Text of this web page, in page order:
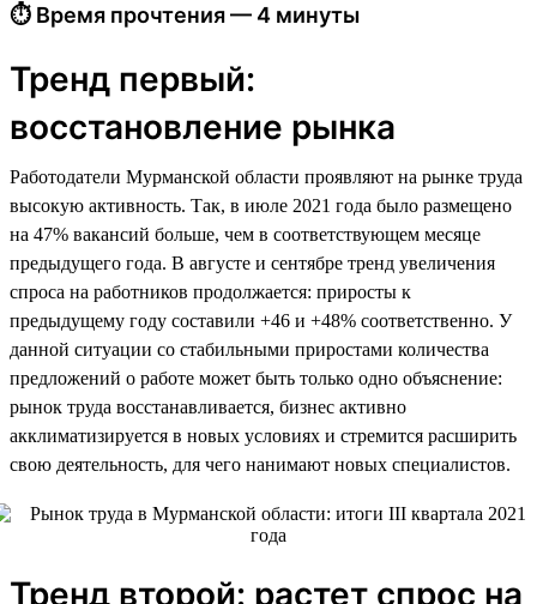
⏱ Время прочтения — 4 минуты
Тренд первый:
восстановление рынка
Работодатели Мурманской области проявляют на рынке труда
высокую активность. Так, в июле 2021 года было размещено
на 47% вакансий больше, чем в соответствующем месяце
предыдущего года. В августе и сентябре тренд увеличения
спроса на работников продолжается: приросты к
предыдущему году составили +46 и +48% соответственно. У
данной ситуации со стабильными приростами количества
предложений о работе может быть только одно объяснение:
рынок труда восстанавливается, бизнес активно
акклиматизируется в новых условиях и стремится расширить
свою деятельность, для чего нанимают новых специалистов.
Тренд второй: растет спрос на